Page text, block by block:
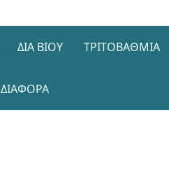
ΔΙΑ ΒΊΟΥ ΤΡΙΤΟΒΆΘΜΙΑ
ΔΙΑΦΟΡΑ